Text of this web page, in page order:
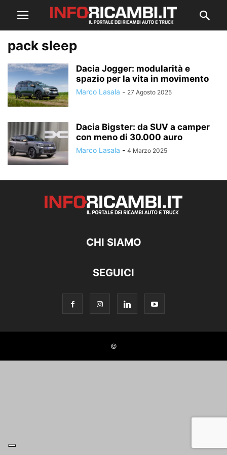
pack sleep
Dacia Jogger: modularità e
spazio per la vita in movimento
Marco Lasala - 27 Agosto 2025
Dacia Bigster: da SUV a camper
con meno di 30.000 auro
Marco Lasala - 4 Marzo 2025
CHI SIAMO
SEGUICI
©